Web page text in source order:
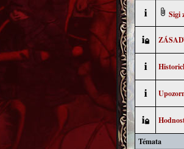
Sigi
Témata